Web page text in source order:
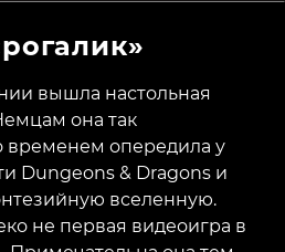
вышла настольная
она так
временем опередила у
Dungeons & Dragons и
вселенную.
не первая видеоигра в